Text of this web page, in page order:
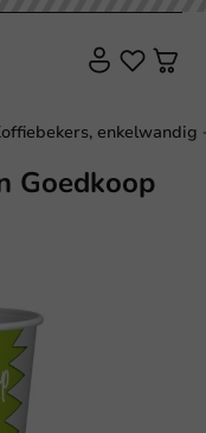
Goedkoop